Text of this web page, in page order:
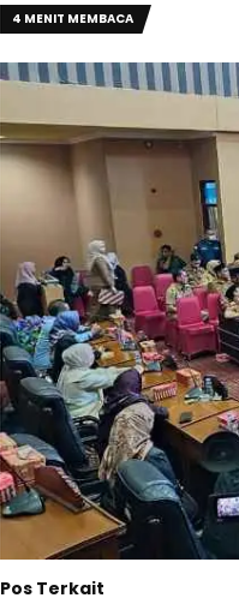
4 MENIT MEMBACA
Pos Terkait